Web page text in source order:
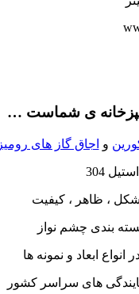
ی شماست …
و اجاق گاز های
304
شکل ، ظاهر ، کیفیت
بندی چشم نواز
های سراسر کشور